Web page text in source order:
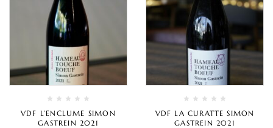
VDF L’ENCLUME SIMON
GASTREIN 2021
VDF LA CURATTE SIMON
GASTREIN 2021